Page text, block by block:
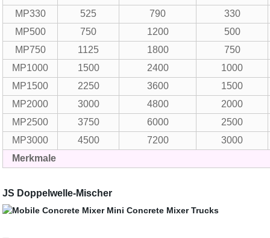
MP330
525 790
330
MP500
750 1200
500
MP750
1125 1800
750
MP1000
1500 2400
1000
MP1500
2250 3600
1500
MP2000
3000 4800
2000
MP2500
3750 6000
2500
MP3000
4500 7200
3000
Merkmale
JS Doppelwelle-Mischer